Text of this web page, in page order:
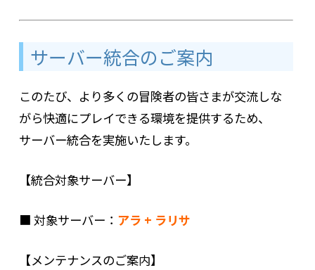
サーバー統合のご案内
このたび、より多くの冒険者の皆さまが交流しな
がら快適にプレイできる環境を提供するため、
サーバー統合を実施いたします。
【統合対象サーバー】
■ 対象サーバー： アラ + ラリサ
【メンテナンスのご案内】